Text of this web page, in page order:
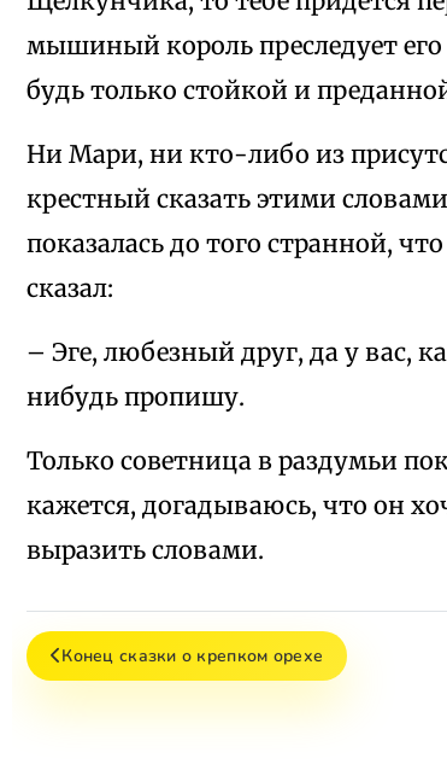
мышиный король преследует его
будь только стойкой и
Ни Мари, ни кто-либо из
крестный сказать этими
показалась до того странной,
сказал:
– Эге, любезный друг, да у вас,
нибудь пропишу.
Только советница в раздумьи
кажется, догадываюсь, что он
выразить словами.
Конец сказки о крепком орехе